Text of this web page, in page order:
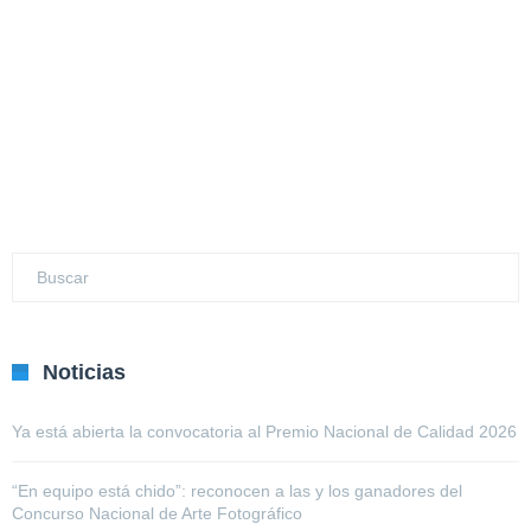
Noticias
Ya está abierta la convocatoria al Premio Nacional de Calidad 2026
“En equipo está chido”: reconocen a las y los ganadores del
Concurso Nacional de Arte Fotográfico